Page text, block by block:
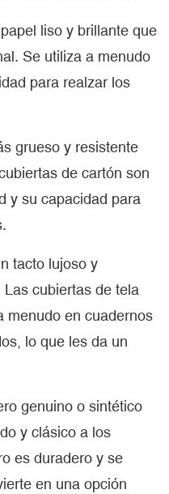
liso y brillante que
Se utiliza a menudo
para realzar los
grueso y resistente
de cartón son
y su capacidad para
tacto lujoso y
cubiertas de tela
menudo en cuadernos
lo que les da un
genuino o sintético
y clásico a los
es duradero y se
en una opción